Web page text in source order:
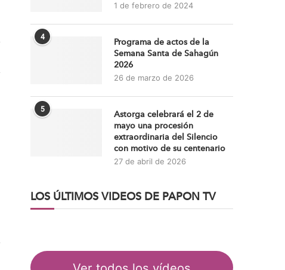
1 de febrero de 2024
4
Programa de actos de la
Semana Santa de Sahagún
2026
26 de marzo de 2026
5
Astorga celebrará el 2 de
mayo una procesión
extraordinaria del Silencio
con motivo de su centenario
27 de abril de 2026
LOS ÚLTIMOS VIDEOS DE PAPON TV